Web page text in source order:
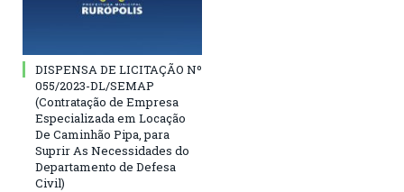
DISPENSA DE LICITAÇÃO Nº
055/2023-DL/SEMAP
(Contratação de Empresa
Especializada em Locação
De Caminhão Pipa, para
Suprir As Necessidades do
Departamento de Defesa
Civil)